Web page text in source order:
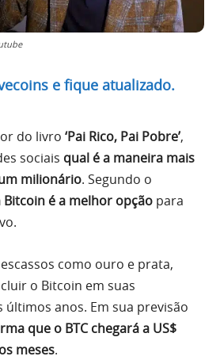
e fique atualizado.
do livro ‘Pai Rico, Pai Pobre’,
sociais qual é a maneira mais
milionário. Segundo o
é a melhor opção para
como ouro e prata,
o Bitcoin em suas
últimos anos. Em sua previsão
que o BTC chegará a US$
meses.